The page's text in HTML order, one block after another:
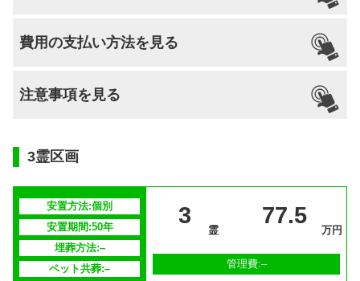
国籍 宗派
納骨
生前申込
可能
費用の支払い方法を見る
注意事項を見る
安置期間経
過後
供養方法
毎年、責任もって合同法要を執り行いま
す。
継承者の有
3霊区画
安置方法:個別
安置期間:50年
埋葬方法:–
ペット共葬:–
3
霊
77.5
万円
管理費:–